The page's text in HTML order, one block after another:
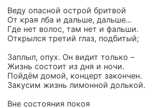
Веду опасной острой бритвой
От края лба и дальше, дальше...
Где нет волос, там нет и фальши.
Открылся третий глаз, подбитый;
Заплыл, опух. Он видит только –
Жизнь состоит из дня и ночи.
Пойдём домой, концерт закончен.
Закусим жизнь лимонной долькой.
Вне состояния покоя